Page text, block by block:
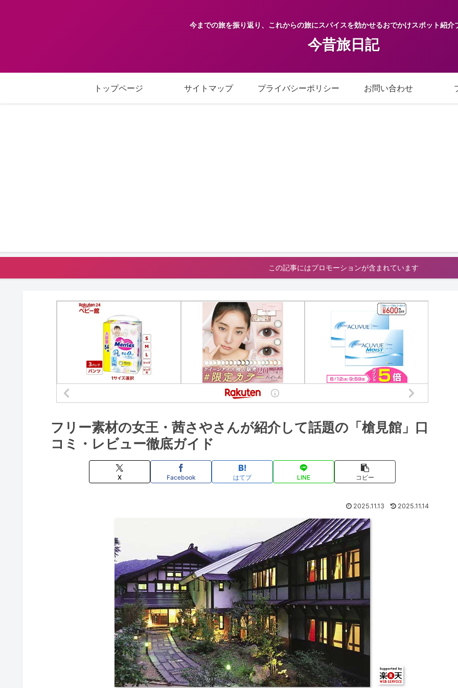
今までの旅を振り返り、これからの旅にスパイスを効かせるおでかけスポット紹介
今昔旅日記
トップページ サイトマップ プライバシーポリシー お問い合わせ
この記事にはプロモーションが含まれています
フリー素材の女王・茜さやさんが紹介して話題の「槍見館」口
コミ・レビュー徹底ガイド
X Facebook はてブ LINE コピー
2025.11.13 2025.11.14